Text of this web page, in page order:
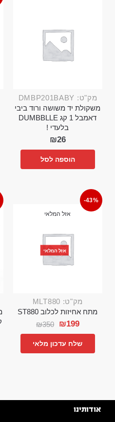
מק"ט: DMBP201BABY
משקולת יד משושה ורוד ביבי
דאמבל 1 קג DUMBBLLE
בלעדי !
₪26
הוספה לסל
-43%
אזל המלאי
אזל המלאי
מק"ט: MLT880
מתח אחיזות לכלוב ST880
₪350 ₪199
שלח עדכון מלאי
אודותינו